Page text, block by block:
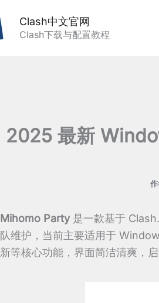
Clash中文官网
Clash下载与配置教程
2025 最新
作
Mihomo Party是一款基于
队维护，当前主要适用于
新等核心功能，界面简洁清爽，